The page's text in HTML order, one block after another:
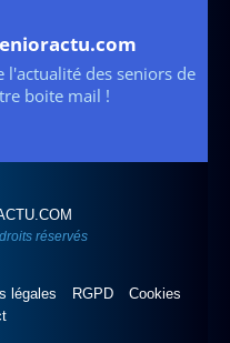
l'actualité des seniors de
boite mail !
réservés
légales RGPD
Cookies